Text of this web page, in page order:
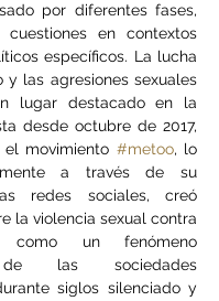
por diferentes fases,
cuestiones en contextos
específicos. La lucha
y las agresiones sexuales
lugar destacado en la
desde octubre de 2017,
movimiento #metoo, lo
a través de su
redes sociales, creó
la violencia sexual contra
como un fenómeno
de las sociedades
siglos silenciado y